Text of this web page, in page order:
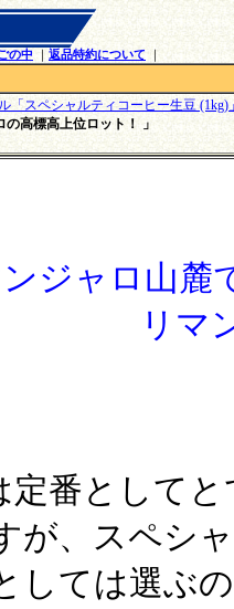
の中 返品特約について ｜
「スペシャルティコーヒー生豆 (1kg)
高標高上位ロット！ 」
ジャロ山麓
リマ
定番として
が、スペシ
しては選ぶ